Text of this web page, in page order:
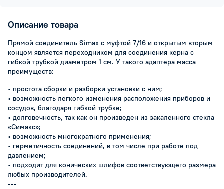
Описание товара
Прямой соединитель Simax с муфтой 7/16 и открытым вторым
концом является переходником для соединения керна с
гибкой трубкой диаметром 1 см. У такого адаптера масса
преимуществ:
• простота сборки и разборки установки с ним;
• возможность легкого изменения расположения приборов и
сосудов, благодаря гибкой трубке;
• долговечность, так как он произведен из закаленного стекла
«Симакс»;
• возможность многократного применения;
• герметичность соединений, в том числе при работе под
давлением;
• подходит для конических шлифов соответствующего размера
любых производителей.
---